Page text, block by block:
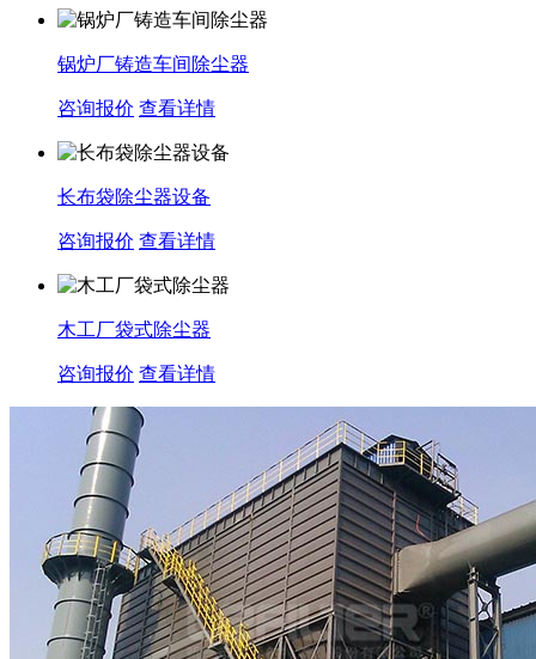
锅炉厂铸造车间除尘器
咨询报价 查看详情
长布袋除尘器设备
咨询报价 查看详情
木工厂袋式除尘器
咨询报价 查看详情